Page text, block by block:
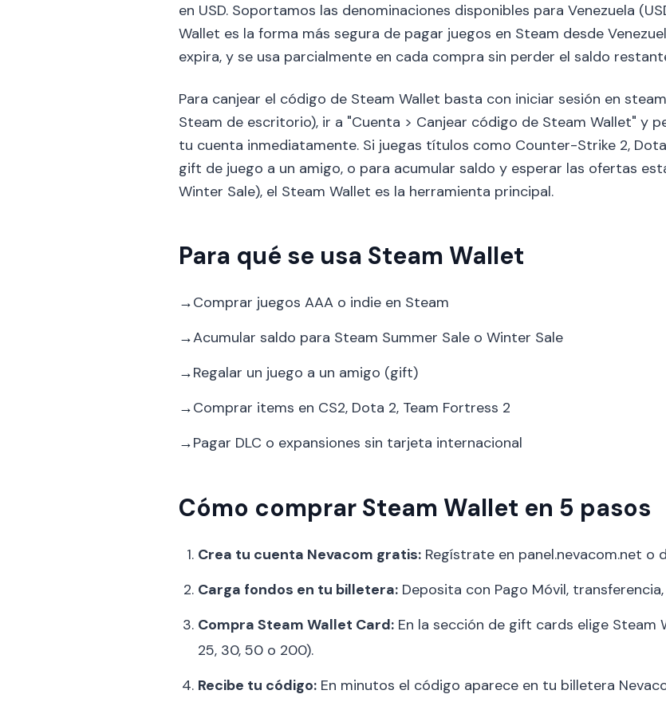
en USD. Soportamos las denominaciones disponibles para Venezuela
Wallet es la forma más segura de pagar juegos en Steam desde
expira, y se usa parcialmente en cada compra sin perder el saldo
Para canjear el código de Steam Wallet basta con iniciar sesión en
Steam de escritorio), ir a "Cuenta > Canjear código de Steam Wallet" y
tu cuenta inmediatamente. Si juegas títulos como Counter-Strike 2,
gift de juego a un amigo, o para acumular saldo y esperar las ofertas
Winter Sale), el Steam Wallet es la herramienta principal.
Para qué se usa Steam Wallet
→Comprar juegos AAA o indie en Steam
→Acumular saldo para Steam Summer Sale o Winter Sale
→Regalar un juego a un amigo (gift)
→Comprar items en CS2, Dota 2, Team Fortress 2
→Pagar DLC o expansiones sin tarjeta internacional
Cómo comprar Steam Wallet en 5 pasos
Crea tu cuenta Nevacom gratis: Regístrate en panel.nevacom.net o
Carga fondos en tu billetera: Deposita con Pago Móvil, transferencia,
Compra Steam Wallet Card: En la sección de gift cards elige Steam
25, 30, 50 o 200).
Recibe tu código: En minutos el código aparece en tu billetera